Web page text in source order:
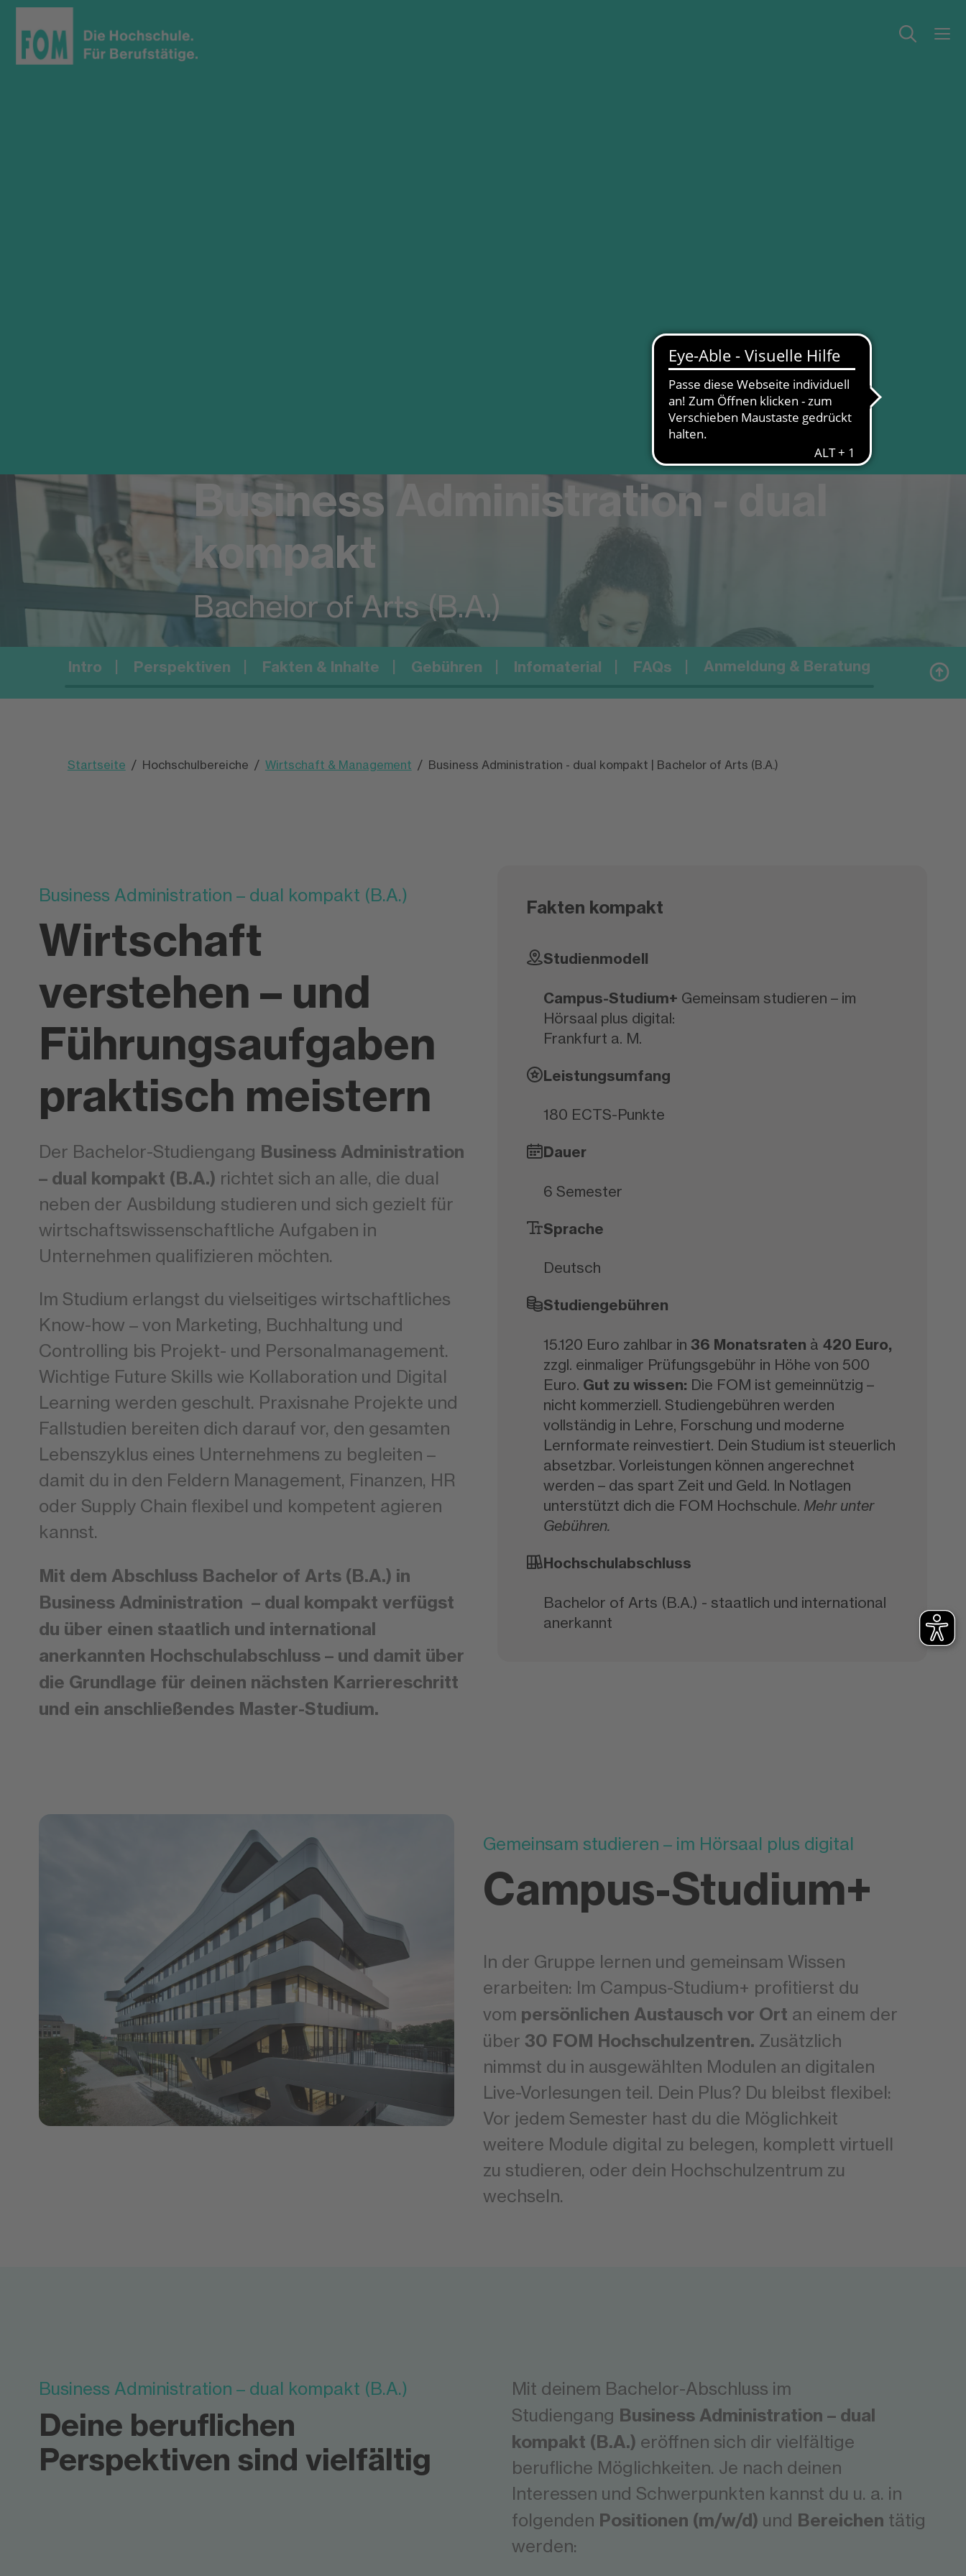
Business Administration - dual
kompakt
Bachelor of Arts (B.A.)
Campus+
Intro Perspektiven Fakten & Inhalte Gebühren Infomaterial FAQs Anmeldung & Beratung
Startseite Hochschulbereiche Wirtschaft & Management Business Administration - dual kompakt | Bachelor of Arts (B.A.)
Business Administration – dual kompakt (B.A.)
Wirtschaft
verstehen – und
Führungsaufgaben
praktisch meistern
Der Bachelor-Studiengang Business Administration
– dual kompakt (B.A.) richtet sich an alle, die dual
neben der Ausbildung studieren und sich gezielt für
wirtschaftswissenschaftliche Aufgaben in
Unternehmen qualifizieren möchten.
Im Studium erlangst du vielseitiges wirtschaftliches
Know-how – von Marketing, Buchhaltung und
Controlling bis Projekt- und Personalmanagement.
Wichtige Future Skills wie Kollaboration und Digital
Learning werden geschult. Praxisnahe Projekte und
Fallstudien bereiten dich darauf vor, den gesamten
Lebenszyklus eines Unternehmens zu begleiten –
damit du in den Feldern Management, Finanzen, HR
oder Supply Chain flexibel und kompetent agieren
kannst.
Mit dem Abschluss Bachelor of Arts (B.A.) in
Business Administration – dual kompakt verfügst
du über einen staatlich und international
anerkannten Hochschulabschluss – und damit über
die Grundlage für deinen nächsten Karriereschritt
und ein anschließendes Master-Studium.
Fakten kompakt
Studienmodell
Campus-Studium+ Gemeinsam studieren – im
Hörsaal plus digital:
Frankfurt a. M.
Leistungsumfang
180 ECTS-Punkte
Dauer
6 Semester
Sprache
Deutsch
Studiengebühren
15.120 Euro zahlbar in 36 Monatsraten à 420 Euro,
zzgl. einmaliger Prüfungsgebühr in Höhe von 500
Euro. Gut zu wissen: Die FOM ist gemeinnützig –
nicht kommerziell. Studiengebühren werden
vollständig in Lehre, Forschung und moderne
Lernformate reinvestiert. Dein Studium ist steuerlich
absetzbar. Vorleistungen können angerechnet
werden – das spart Zeit und Geld. In Notlagen
unterstützt dich die FOM Hochschule. Mehr unter
Gebühren.
Hochschulabschluss
Bachelor of Arts (B.A.) - staatlich und international
anerkannt
Gemeinsam studieren – im Hörsaal plus digital
Campus-Studium+
In der Gruppe lernen und gemeinsam Wissen
erarbeiten: Im Campus-Studium+ profitierst du
vom persönlichen Austausch vor Ort an einem der
über 30 FOM Hochschulzentren. Zusätzlich
nimmst du in ausgewählten Modulen an digitalen
Live-Vorlesungen teil. Dein Plus? Du bleibst flexibel:
Vor jedem Semester hast du die Möglichkeit
weitere Module digital zu belegen, komplett virtuell
zu studieren, oder dein Hochschulzentrum zu
wechseln.
Business Administration – dual kompakt (B.A.)
Deine beruflichen
Perspektiven sind vielfältig
Mit deinem Bachelor-Abschluss im
Studiengang Business Administration – dual
kompakt (B.A.) eröffnen sich dir vielfältige
berufliche Möglichkeiten. Je nach deinen
Interessen und Schwerpunkten kannst du u. a. in
folgenden Positionen (m/w/d) und Bereichen tätig
werden: